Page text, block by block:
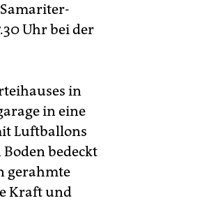
Uhr bei der
in
in eine
Luftballons
bedeckt
gerahmte
Kraft und